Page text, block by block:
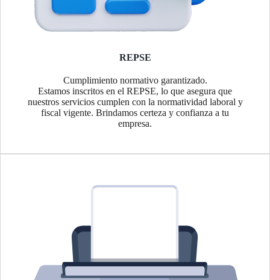
REPSE
Cumplimiento normativo garantizado.
Estamos inscritos en el REPSE, lo que asegura que
nuestros servicios cumplen con la normatividad laboral y
fiscal vigente. Brindamos certeza y confianza a tu
empresa.